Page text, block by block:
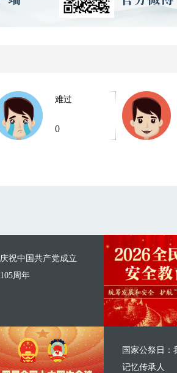
难过
0
庆祝中国共产党成立
105周年
国家公祭日：
记忆传承人